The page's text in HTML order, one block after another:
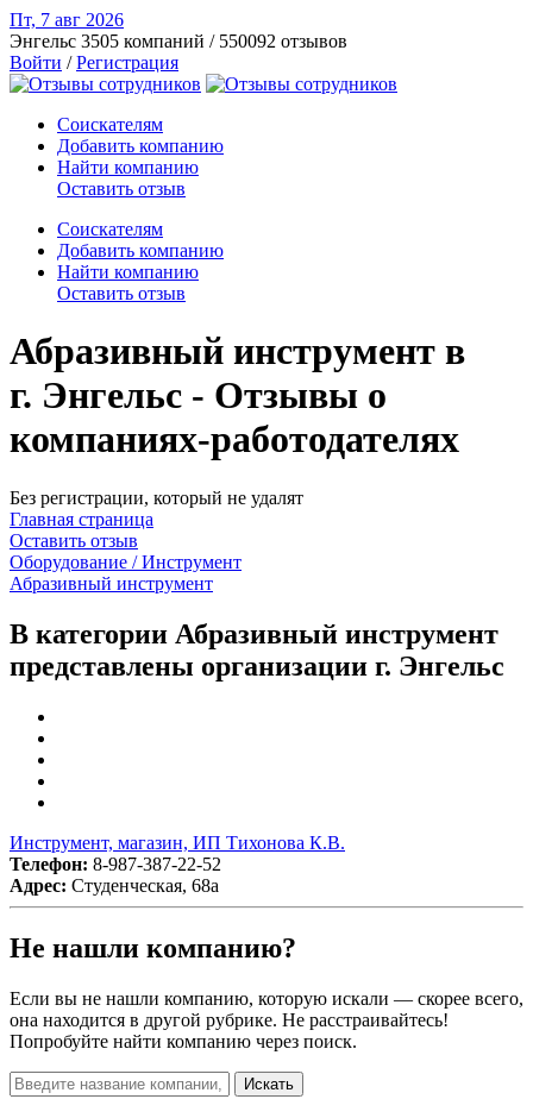
Пт, 7 авг 2026
Энгельс 3505 компаний / 550092 отзывов
Войти /Регистрация
Соискателям
Добавить компанию
Найти компанию
Оставить отзыв
Соискателям
Добавить компанию
Найти компанию
Оставить отзыв
Абразивный инструмент в
г. Энгельс - Отзывы о
компаниях-работодателях
Без регистрации, который не удалят
Главная страница
Оставить отзыв
Оборудование / Инструмент
Абразивный инструмент
В категории Абразивный инструмент
представлены организации г. Энгельс
Инструмент, магазин, ИП Тихонова К.В.
Телефон: 8-987-387-22-52
Адрес: Студенческая, 68а
Не нашли компанию?
Если вы не нашли компанию, которую искали — скорее всего,
она находится в другой рубрике. Не расстраивайтесь!
Попробуйте найти компанию через поиск.
Искать